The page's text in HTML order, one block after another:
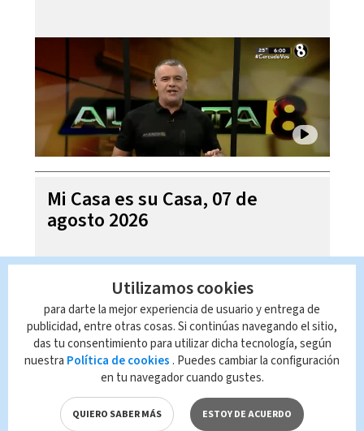
Mi Casa es su Casa, 07 de
agosto 2026
Utilizamos cookies
para darte la mejor experiencia de usuario y entrega de
publicidad, entre otras cosas. Si continúas navegando el sitio,
das tu consentimiento para utilizar dicha tecnología, según
nuestra Política de cookies . Puedes cambiar la configuración
en tu navegador cuando gustes.
QUIERO SABER MÁS ESTOY DE ACUERDO